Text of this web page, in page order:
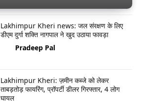
Lakhimpur Kheri news: जल संरक्षण के लिए
डीएम दुर्गा शक्ति नागपाल ने खुद उठाया फावड़ा
Pradeep Pal
Lakhimpur Kheri: ज़मीन कब्जे को लेकर
ताबड़तोड़ फायरिंग, प्रॉपर्टी डीलर गिरफ्तार, 4 लोग
घायल